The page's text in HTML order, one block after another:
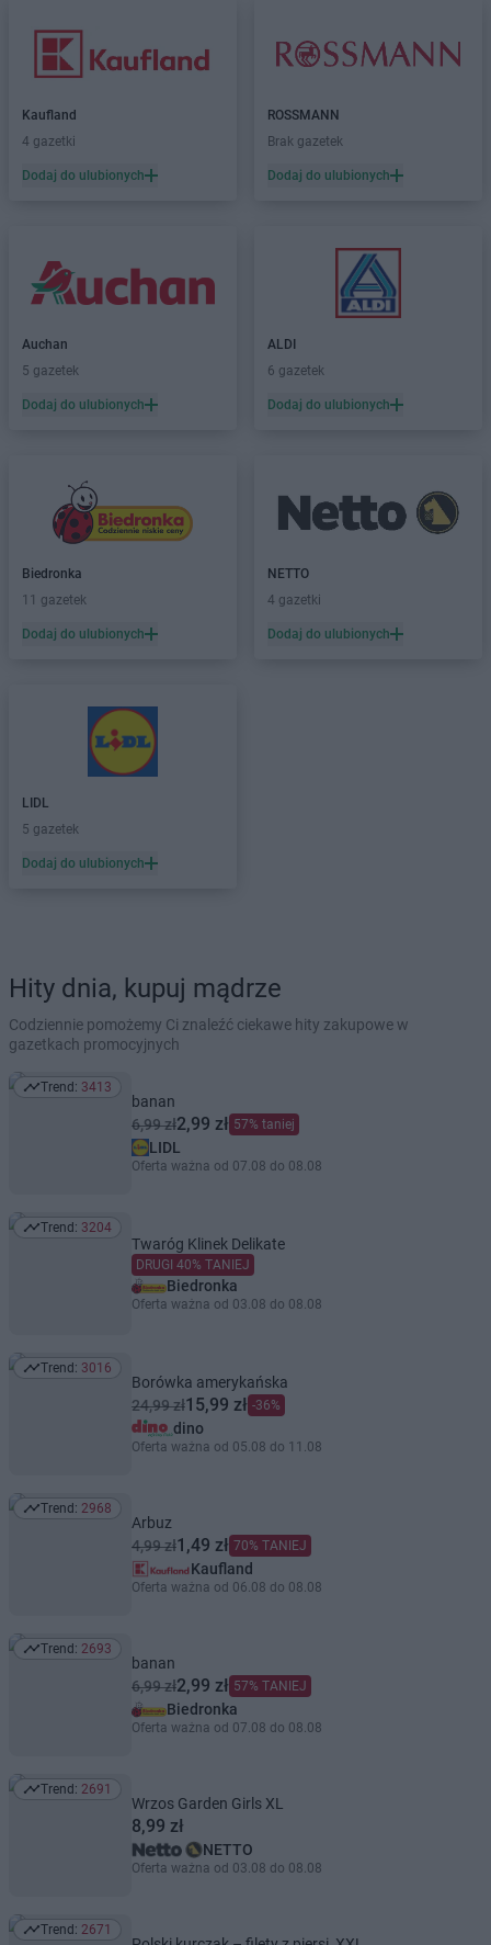
Kaufland
4 gazetki
Dodaj do ulubionych
ROSSMANN
Brak gazetek
Dodaj do ulubionych
Auchan
5 gazetek
Dodaj do ulubionych
ALDI
6 gazetek
Dodaj do ulubionych
Biedronka
11 gazetek
Dodaj do ulubionych
NETTO
4 gazetki
Dodaj do ulubionych
LIDL
5 gazetek
Dodaj do ulubionych
Hity dnia, kupuj mądrze
Codziennie pomożemy Ci znaleźć ciekawe hity zakupowe w
gazetkach promocyjnych
Trend: 3413
Trend: 3413
banan
6,99 zł2,99 zł 57% taniej
LIDL
Oferta ważna od 07.08 do 08.08
Trend: 3204
Trend: 3204
Twaróg Klinek Delikate
DRUGI 40% TANIEJ
Biedronka
Oferta ważna od 03.08 do 08.08
Trend: 3016
Trend: 3016
Borówka amerykańska
24,99 zł15,99 zł -36%
dino
Oferta ważna od 05.08 do 11.08
Trend: 2968
Trend: 2968
Arbuz
4,99 zł1,49 zł 70% TANIEJ
Kaufland
Oferta ważna od 06.08 do 08.08
Trend: 2693
Trend: 2693
banan
6,99 zł2,99 zł 57% TANIEJ
Biedronka
Oferta ważna od 07.08 do 08.08
Trend: 2691
Trend: 2691
Wrzos Garden Girls XL
8,99 zł
NETTO
Oferta ważna od 03.08 do 08.08
Trend: 2671
Trend: 2671